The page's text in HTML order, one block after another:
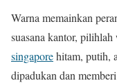
Warna memainkan
suasana kantor,
singaporehitam, putih,
dipadukan dan